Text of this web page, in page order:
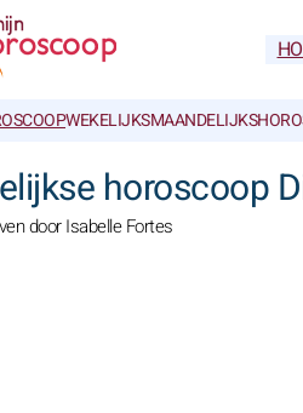
WEKELIJKSMAANDELIJKS
horoscoop
door Isabelle Fortes